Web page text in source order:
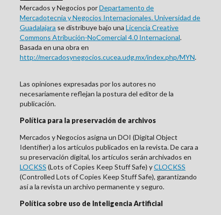
Mercados y Negocios porDepartamento de
Mercadotecnia y Negocios Internacionales. Universidad de
Guadalajara se distribuye bajo una Licencia Creative
Commons Atribución-NoComercial 4.0 Internacional.
Basada en una obra en
http://mercadosynegocios.cucea.udg.mx/index.php/MYN.
Las opiniones expresadas por los autores no
necesariamente reflejan la postura del editor de la
publicación.
Política para la preservación de archivos
Mercados y Negocios asigna un DOI (Digital Object
Identifier) a los artículos publicados en la revista. De cara a
su preservación digital, los artículos serán archivados en
LOCKSS (Lots of Copies Keep Stuff Safe) yCLOCKSS
(Controlled Lots of Copies Keep Stuff Safe), garantizando
así a la revista un archivo permanente y seguro.
Política sobre uso de Inteligencia Artificial